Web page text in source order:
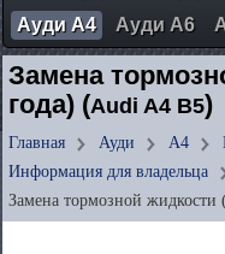
Ауди А4
Ауди А6
Замена
года) (Audi A4 B5)
Главная Ауди А4
Информация для владельца
Замена тормозной